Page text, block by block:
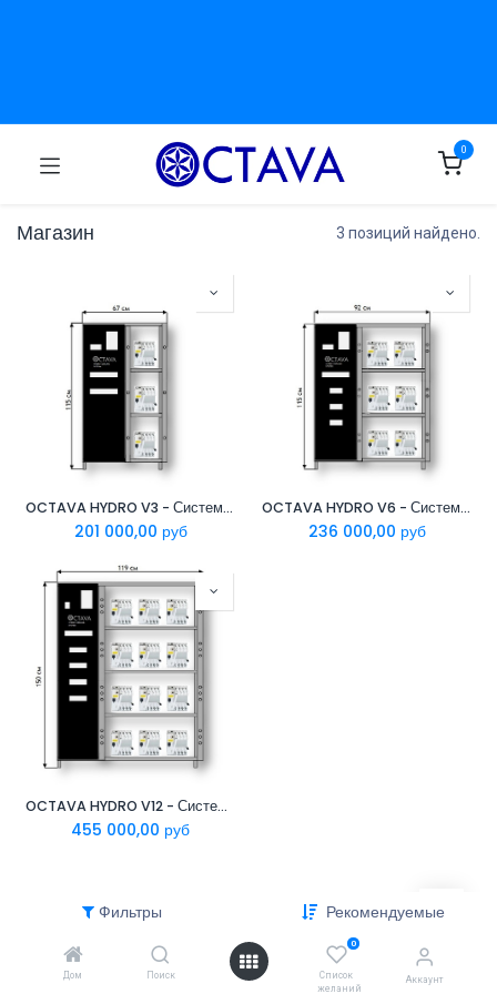
Фильтры Рекомендуемые
Дом Поиск
0
Список
желаний
Аккаунт
0
Магазин 3 позиций найдено.
OCTAVA HYDRO V3 - Система охлаждения Antminer Hydro
201 000,00 руб
OCTAVA HYDRO V6 - Система охлаждения Antminer Hydro
236 000,00 руб
OCTAVA HYDRO V12 - Система охлаждения Antminer Hydro
455 000,00 руб